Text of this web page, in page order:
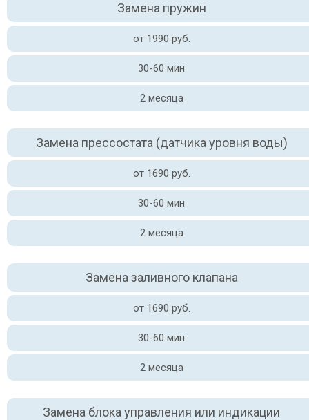
Замена пружин
от 1990 руб.
30-60 мин
2 месяца
Замена прессостата (датчика уровня воды)
от 1690 руб.
30-60 мин
2 месяца
Замена заливного клапана
от 1690 руб.
30-60 мин
2 месяца
Замена блока управления или индикации